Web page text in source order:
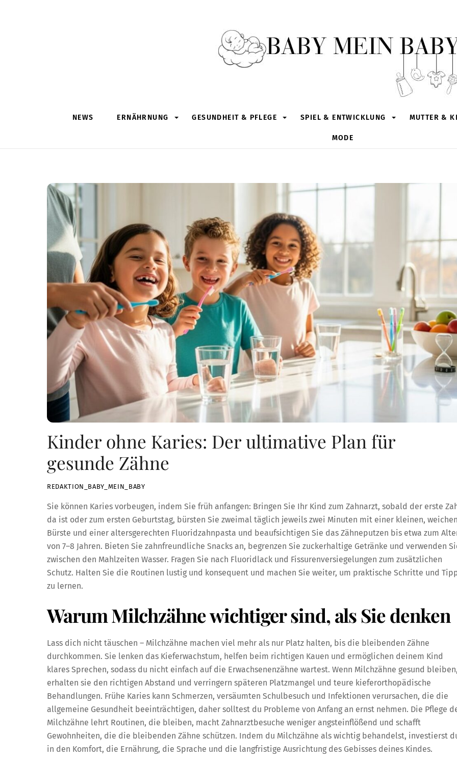
NEWS ERNÄHRNUNG GESUNDHEIT & PFLEGE SPIEL & ENTWICKLUNG MUTTER &
MODE
Kinder ohne Karies: Der ultimative Plan für
gesunde Zähne
REDAKTION_BABY_MEIN_BABY
Sie können Karies vorbeugen, indem Sie früh anfangen: Bringen Sie Ihr Kind zum Zahnarzt, sobald der erste
da ist oder zum ersten Geburtstag, bürsten Sie zweimal täglich jeweils zwei Minuten mit einer kleinen, weichen
Bürste und einer altersgerechten Fluoridzahnpasta und beaufsichtigen Sie das Zähneputzen bis etwa zum
von 7–8 Jahren. Bieten Sie zahnfreundliche Snacks an, begrenzen Sie zuckerhaltige Getränke und verwenden
zwischen den Mahlzeiten Wasser. Fragen Sie nach Fluoridlack und Fissurenversiegelungen zum zusätzlichen
Schutz. Halten Sie die Routinen lustig und konsequent und machen Sie weiter, um praktische Schritte und
zu lernen.
Warum Milchzähne wichtiger sind, als Sie denken
Lass dich nicht täuschen – Milchzähne machen viel mehr als nur Platz halten, bis die bleibenden Zähne
durchkommen. Sie lenken das Kieferwachstum, helfen beim richtigen Kauen und ermöglichen deinem Kind
klares Sprechen, sodass du nicht einfach auf die Erwachsenenzähne wartest. Wenn Milchzähne gesund bleiben,
erhalten sie den richtigen Abstand und verringern späteren Platzmangel und teure kieferorthopädische
Behandlungen. Frühe Karies kann Schmerzen, versäumten Schulbesuch und Infektionen verursachen, die die
allgemeine Gesundheit beeinträchtigen, daher solltest du Probleme von Anfang an ernst nehmen. Die Pflege
Milchzähne lehrt Routinen, die bleiben, macht Zahnarztbesuche weniger angsteinflößend und schafft
Gewohnheiten, die die bleibenden Zähne schützen. Indem du Milchzähne als wichtig behandelst, investierst
in den Komfort, die Ernährung, die Sprache und die langfristige Ausrichtung des Gebisses deines Kindes.